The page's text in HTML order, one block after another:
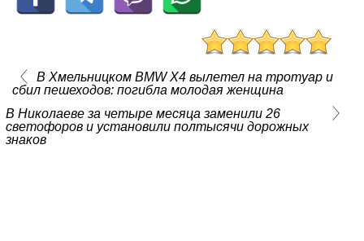
В Хмельницком BMW X4 вылетел на тротуар и
сбил пешеходов: погибла молодая женщина
В Николаеве за четыре месяца заменили 26
светофоров и установили полтысячи дорожных
знаков